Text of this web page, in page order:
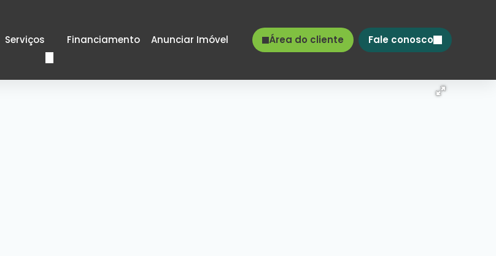
Fale conosco
Área do cliente
Anunciar Imóvel
Financiamento
Serviços